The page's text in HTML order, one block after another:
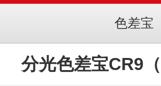
色差宝
分光色差宝CR9（